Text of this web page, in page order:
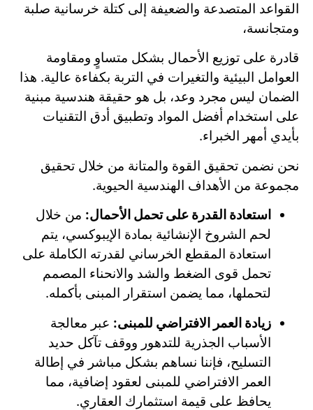
القواعد المتصدعة والضعيفة إلى كتلة خرسانية صلبة
ومتجانسة،
قادرة على توزيع الأحمال بشكل متساوٍ ومقاومة
العوامل البيئية والتغيرات في التربة بكفاءة عالية. هذا
الضمان ليس مجرد وعد، بل هو حقيقة هندسية مبنية
على استخدام أفضل المواد وتطبيق أدق التقنيات
بأيدي أمهر الخبراء.
نحن نضمن تحقيق القوة والمتانة من خلال تحقيق
مجموعة من الأهداف الهندسية الحيوية.
استعادة القدرة على تحمل الأحمال: من خلال
لحم الشروخ الإنشائية بمادة الإيبوكسي، يتم
استعادة المقطع الخرساني لقدرته الكاملة على
تحمل قوى الضغط والشد والانحناء المصمم
لتحملها، مما يضمن استقرار المبنى بأكمله.
زيادة العمر الافتراضي للمبنى: عبر معالجة
الأسباب الجذرية للتدهور ووقف تآكل حديد
التسليح، فإننا نساهم بشكل مباشر في إطالة
العمر الافتراضي للمبنى لعقود إضافية، مما
يحافظ على قيمة استثمارك العقاري.